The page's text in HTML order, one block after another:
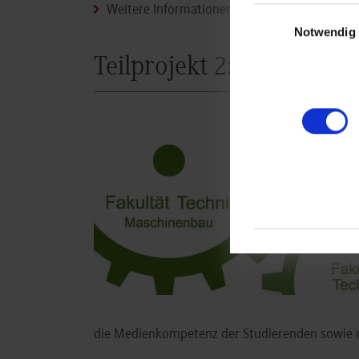
Notwendig
Weitere Informationen zu e-Hunter 2018/19
Teilprojekt 2: AR/VR-
die Medienkompetenz der Studierenden